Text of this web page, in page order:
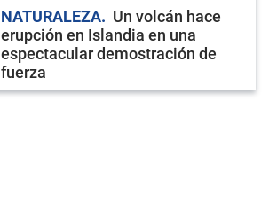
NATURALEZA
Un volcán hace
erupción en Islandia en una
espectacular demostración de
fuerza